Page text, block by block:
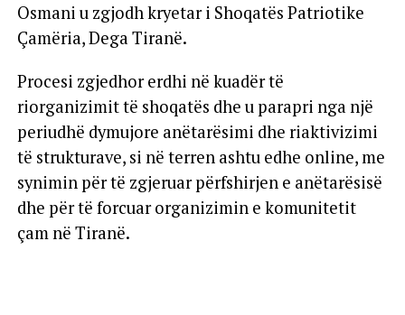
Osmani u zgjodh kryetar i Shoqatës Patriotike
Çamëria, Dega Tiranë.
Procesi zgjedhor erdhi në kuadër të
riorganizimit të shoqatës dhe u parapri nga një
periudhë dymujore anëtarësimi dhe riaktivizimi
të strukturave, si në terren ashtu edhe online, me
synimin për të zgjeruar përfshirjen e anëtarësisë
dhe për të forcuar organizimin e komunitetit
çam në Tiranë.